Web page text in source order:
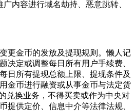
内容进行域名劫持、恶意跳转、
更金币的发放及提现规则。懒人记
决定或调整每日所有用户手续费、
日所有提现总额上限、提现条件及
金币进行融资或从事金币与法定货
兑换业务，不得买卖或作为中央对
提供定价、信息中介等法律法规、